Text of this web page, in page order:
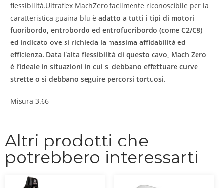
flessibilità.Ultraflex MachZero facilmente riconoscibile per la
caratteristica guaina blu è adatto a tutti i tipi di motori
fuoribordo, entrobordo ed entrofuoribordo (come C2/C8)
ed indicato ove si richieda la massima affidabilità ed
efficienza. Data l’alta flessibilità di questo cavo, Mach Zero
è l’ideale in situazioni in cui si debbano effettuare curve
strette o si debbano seguire percorsi tortuosi.
Misura 3.66
Altri prodotti che
potrebbero interessarti